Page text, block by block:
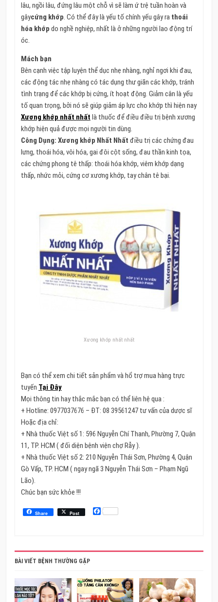
lâu, ngồi lâu, đứng lâu một chỗ vì sẽ làm ứ trệ tuần hoàn và
gâycứng khớp. Có thể đây là yếu tố chính yếu gây ra thoái
hóa khớp do nghề nghiệp, nhất là ở những người lao động trí
óc.
Mách bạn
Bên cạnh việc tập luyện thể dục nhẹ nhàng, nghỉ ngơi khi đau,
các động tác nhẹ nhàng có tác dụng thư giãn các khớp, tránh
tình trạng để các khớp bị cứng, ít hoạt động. Giảm cân là yếu
tố quan trọng, bởi nó sẽ giúp giảm áp lực cho khớp thì hiện nay
Xương khớp nhất nhất là thuốc để điều điều trị bệnh xương
khớp hiện quả được mọi người tin dùng.
Công Dụng: Xương khớp Nhất Nhất điều trị các chứng đau
lưng, thoái hóa, vôi hóa, gai đôi cột sống, đau thần kinh tọa,
các chứng phong tê thấp: thoái hóa khớp, viêm khớp dạng
thấp, nhức mỏi, cứng cơ xương khớp, tay chân tê bại.
Xương khớp nhất nhất
Bạn có thể xem chi tiết sản phẩm và hổ trợ mua hàng trực
tuyến Tại Đây
Mọi thông tin hay thắc mắc bạn có thể liên hệ qua :
+ Hotline: 0977037676 – ĐT: 08 39561247 tư vấn của dược sĩ
Hoặc địa chỉ:
+ Nhà thuốc Việt số 1: 596 Nguyễn Chí Thanh, Phường 7, Quận
11, TP. HCM ( đối diện bệnh viện chợ Rẫy ).
+ Nhà thuốc Việt số 2: 210 Nguyễn Thái Sơn, Phường 4, Quận
Gò Vấp, TP. HCM ( ngay ngã 3 Nguyễn Thái Sơn – Phạm Ngũ
Lão).
Chúc bạn sức khỏe !!!
Share Post Facebook
BÀI VIẾT BỆNH THƯỜNG GẶP